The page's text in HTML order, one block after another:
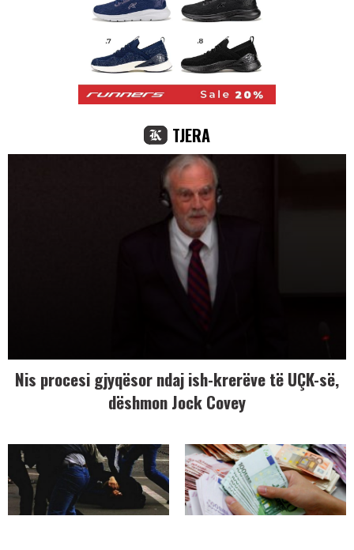
TJERA
Nis procesi gjyqësor ndaj ish-krerëve të UÇK-së,
dëshmon Jock Covey